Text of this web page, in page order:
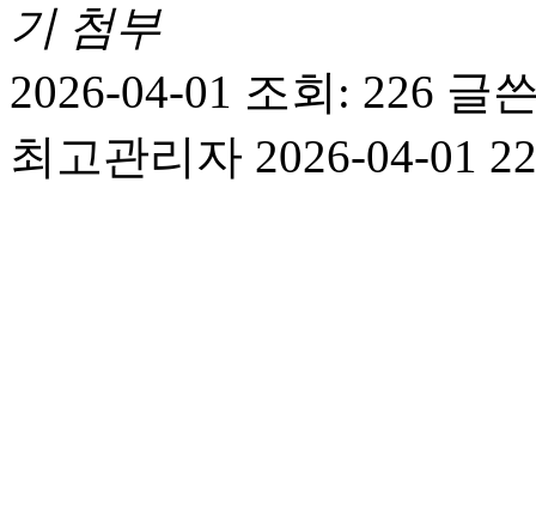
기 첨부
2026-04-01 조회: 226 글
최고관리자 2026-04-01